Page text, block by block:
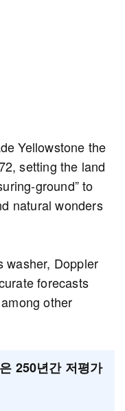
Yellowstone the
setting the land
ground” to
natural wonders
washer, Doppler
forecasts
other
250년간 저평가